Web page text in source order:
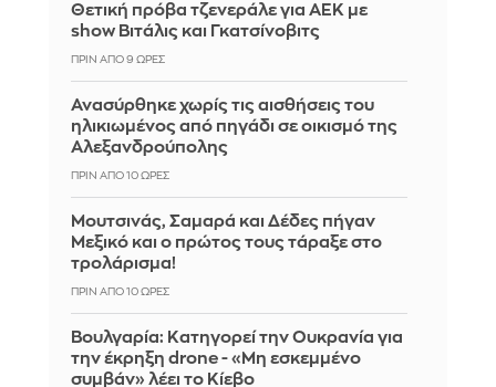
Θετική πρόβα τζενεράλε για ΑΕΚ με
show Βιτάλις και Γκατσίνοβιτς
ΠΡΙΝ ΑΠΌ 9 ΏΡΕΣ
Ανασύρθηκε χωρίς τις αισθήσεις του
ηλικιωμένος από πηγάδι σε οικισμό της
Αλεξανδρούπολης
ΠΡΙΝ ΑΠΌ 10 ΏΡΕΣ
Μουτσινάς, Σαμαρά και Δέδες πήγαν
Μεξικό και ο πρώτος τους τάραξε στο
τρολάρισμα!
ΠΡΙΝ ΑΠΌ 10 ΏΡΕΣ
Βουλγαρία: Κατηγορεί την Ουκρανία για
την έκρηξη drone - «Μη εσκεμμένο
συμβάν» λέει το Κίεβο